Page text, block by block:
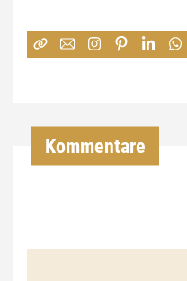
:
€
Kommentare